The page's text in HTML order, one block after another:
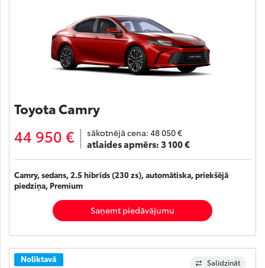
Toyota Camry
44 950 € sākotnējā cena: 48 050 €
atlaides apmērs:3 100 €
Camry, sedans, 2.5 hibrīds (230 zs), automātiska, priekšējā
piedziņa, Premium
Saņemt piedāvājumu
Salīdzināt
Noliktavā